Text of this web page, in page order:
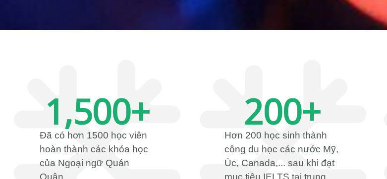
Đã có hơn 1500 học viên
hoàn thành các khóa học
của Ngoại ngữ Quán
Quân.
1,500+
Hơn 200 học sinh thành
công du học các nước Mỹ,
Úc, Canada,... sau khi đạt
mục tiêu IELTS tại trung
200+